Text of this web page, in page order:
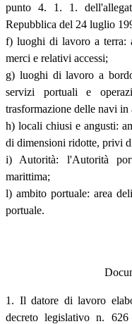
punto 4. 1. 1.
Repubblica del 24 luglio
f) luoghi di lavoro a terra:
merci e relativi accessi;
g) luoghi di lavoro a
servizi portuali e
trasformazione delle navi in
h) locali chiusi e angusti:
di dimensioni ridotte, privi
i) Autorità: l'Autorità
marittima;
l) ambito portuale: area
portuale.
1. Il datore di lavoro
decreto legislativo n.